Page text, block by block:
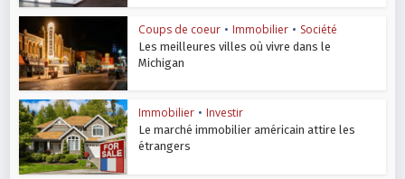
Coups de coeur • Immobilier • Société
Les meilleures villes où vivre dans le
Michigan
Immobilier • Investir
Le marché immobilier américain attire les
étrangers